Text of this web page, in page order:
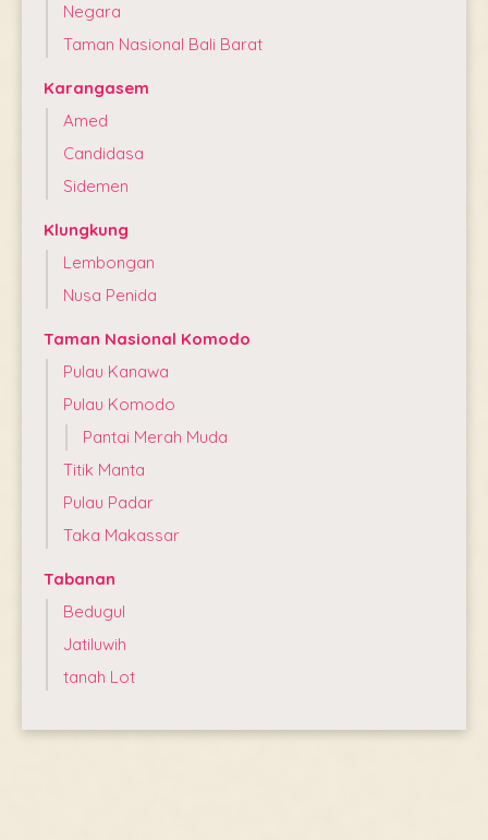
Negara
Taman Nasional Bali Barat
Karangasem
Amed
Candidasa
Sidemen
Klungkung
Lembongan
Nusa Penida
Taman Nasional Komodo
Pulau Kanawa
Pulau Komodo
Pantai Merah Muda
Titik Manta
Pulau Padar
Taka Makassar
Tabanan
Bedugul
Jatiluwih
tanah Lot